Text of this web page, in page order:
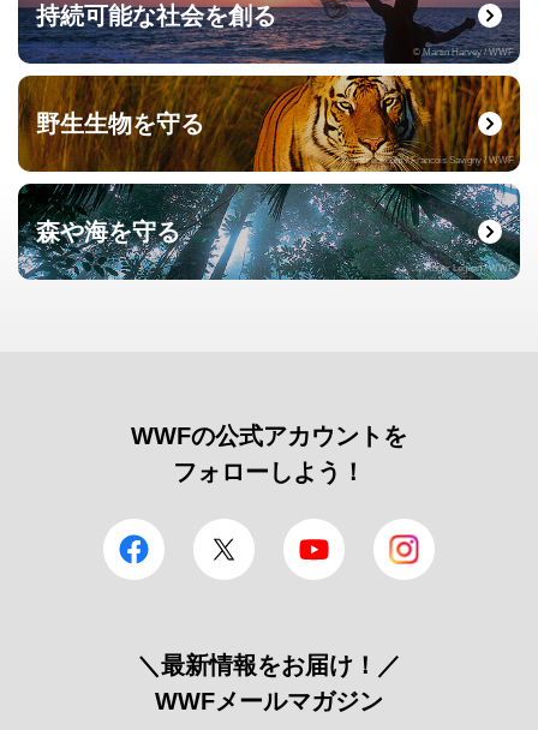
持続可能な社会を創る
© Martin Harvey / WWF
野生生物を守る
© naturepl.com / Francois Savigny / WWF
森や海を守る
© Roger Leguen / WWF
WWFの公式アカウントを
フォローしよう！
facebook Twitter YouTube
＼最新情報をお届け！／
WWFメールマガジン